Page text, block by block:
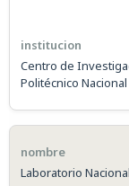
Centro de
Politécnico
Laboratorio